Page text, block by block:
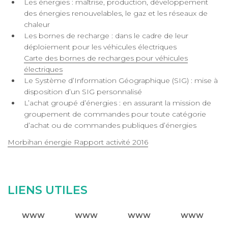
Les énergies : maîtrise, production, développement
des énergies renouvelables, le gaz et les réseaux de
chaleur
Les bornes de recharge : dans le cadre de leur
déploiement pour les véhicules électriques
Carte des bornes de recharges pour véhicules
électriques
Le Système d’Information Géographique (SIG) : mise à
disposition d’un SIG personnalisé
L’achat groupé d’énergies : en assurant la mission de
groupement de commandes pour toute catégorie
d’achat ou de commandes publiques d’énergies
Morbihan énergie Rapport activité 2016
LIENS UTILES
WWW WWW WWW WWW